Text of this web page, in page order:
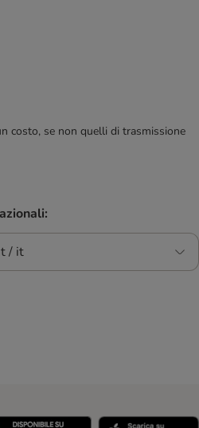
costo, se non quelli di trasmissione
/ it